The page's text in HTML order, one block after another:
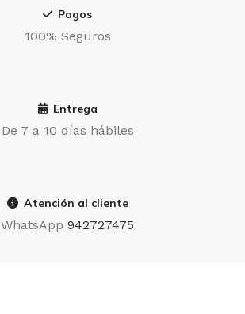
Pagos
100% Seguros
Entrega
De 7 a 10 días hábiles
Atención al cliente
WhatsApp 942727475